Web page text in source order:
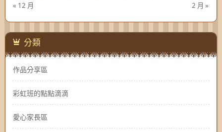
« 12 月 2 月 »
分類
作品分享區
彩虹班的點點滴滴
愛心家長區